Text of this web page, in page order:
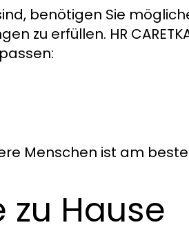
benötigen Sie
zu erfüllen. HR
Menschen ist am
Hause